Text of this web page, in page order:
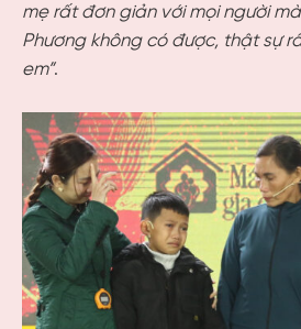
mẹ rất đơn giản với mọi người
Phương không có được, thật sự
em”.